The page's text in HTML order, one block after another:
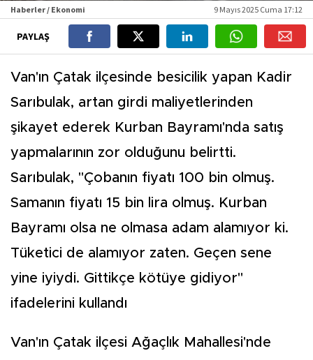
Haberler / Ekonomi 9 Mayıs 2025 Cuma 17:12
PAYLAŞ
Van'ın Çatak ilçesinde besicilik yapan Kadir
Sarıbulak, artan girdi maliyetlerinden
şikayet ederek Kurban Bayramı'nda satış
yapmalarının zor olduğunu belirtti.
Sarıbulak, "Çobanın fiyatı 100 bin olmuş.
Samanın fiyatı 15 bin lira olmuş. Kurban
Bayramı olsa ne olmasa adam alamıyor ki.
Tüketici de alamıyor zaten. Geçen sene
yine iyiydi. Gittikçe kötüye gidiyor"
ifadelerini kullandı
Van'ın Çatak ilçesi Ağaçlık Mahallesi'nde